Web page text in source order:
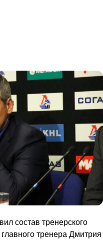
состав тренерского
тренера Дмитрия